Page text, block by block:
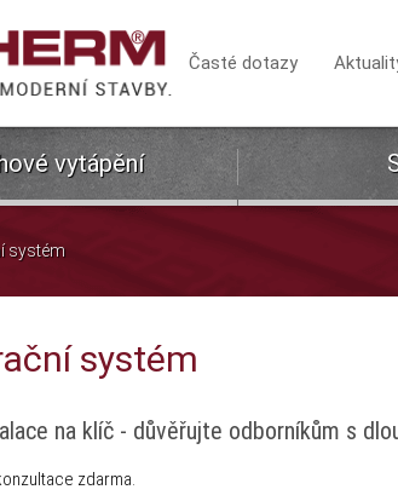
Časté dotazy
vytápění
systém
systém
na klíč - důvěřujte odborníkům s
zdarma.